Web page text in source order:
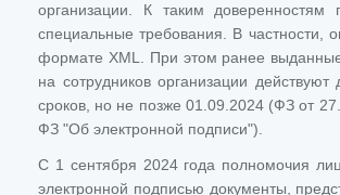
организации. К таким доверенностям
специальные требования. В частности,
формате XML. При этом ранее
на сотрудников организации действуют
сроков, но не позже 01.09.2024 (ФЗ от
ФЗ "Об электронной подписи").
С 1 сентября 2024 года полномочия
электронной подписью документы,